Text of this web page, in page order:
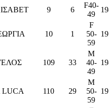
9 6
F40-
49
10 1
F
50-
59
109 33
M
40-
49
110 29
M
50-
59